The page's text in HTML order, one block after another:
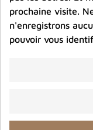
Partager :
prochaine visite.
n'enregistrons
pouvoir vous